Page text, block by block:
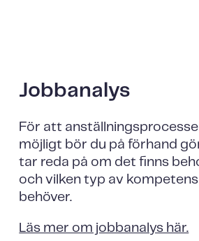
Jobbanalys
För att
möjligt bör du på förhand
tar reda på om det finns
och vilken typ av
behöver.
Läs mer om jobbanalys här.